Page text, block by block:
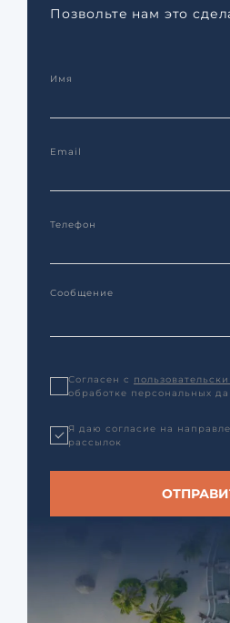
Позвольте нам это
Согласен с
обработке персональных
Я даю согласие на
рассылок